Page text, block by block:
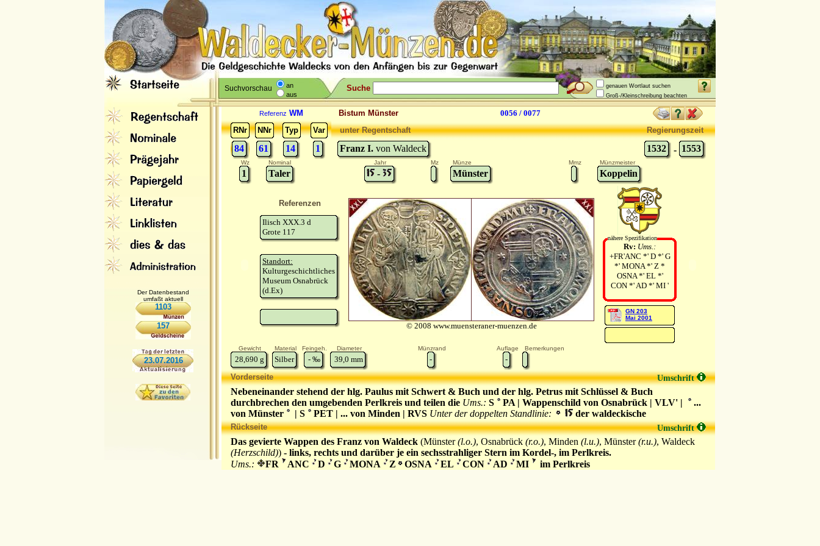
Suchvorschau
an
aus
Suche
genauen Wortlaut suchen
Groß-/Kleinschreibung beachten
Der Datenbestand
umfaßt aktuell
1103
157
23.07.2016
Referenz WM Bistum Münster
0056 / 0077
RNr
NNr Typ Var
84 61 14 1
unter Regentschaft Regierungszeit
Franz I. von Waldeck 1532 - 1553
Wz Nominal Jahr Mz Münze Mmz Münzmeister
1 Taler - Münster Koppelin
Referenzen
Ilisch XXX.3 d
Grote 117
Standort:
Kulturgeschichtliches
Museum Osnabrück
(d.Ex)
© 2008 www.muensteraner-muenzen.de
nähere Spezifikation
Rv: Ums.:
+FR'ANC *' D *' G
*' MONA *' Z *
OSNA *' EL *'
CON *' AD *' MI '
GN 203
Mai 2001
Gewicht Material Feingeh. Diameter Münzrand Auflage Bemerkungen
28,690 g Silber - ‰ 39,0 mm - -
Umschrift
Vorderseite
Nebeneinander stehend der hlg. Paulus mit Schwert & Buch und der hlg. Petrus mit Schlüssel & Buch
durchbrechen den umgebenden Perlkreis und teilen die Ums.: S PA | Wappenschild von Osnabrück | VLV' |
...
von Münster
| S PET | ... von Minden | RVS Unter der doppelten Standlinie:
der waldeckische
Sternwappenschild
im Perlkreis Umschrift
Rückseite
Das gevierte Wappen des Franz von Waldeck (Münster(l.o.), Osnabrück (r.o.), Minden (l.u.), Münster(r.u.), Waldeck
(Herzschild)) - links, rechts und darüber je ein sechsstrahliger Stern im Kordel-, im Perlkreis.
Ums.:
FR ANC D G MONA Z OSNA EL CON AD MI im Perlkreis